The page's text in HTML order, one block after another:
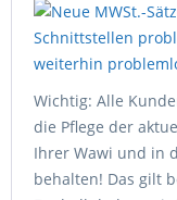
Wichtig: Alle
die Pflege der
Ihrer Wawi und in
behalten! Das gilt